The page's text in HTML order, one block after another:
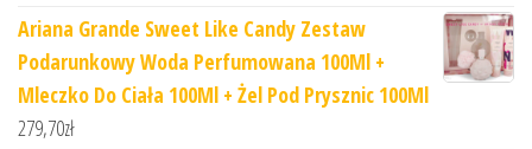
Ariana Grande Sweet Like Candy Zestaw
Podarunkowy Woda Perfumowana 100Ml +
Mleczko Do Ciała 100Ml + Żel Pod Prysznic 100Ml
279,70zł